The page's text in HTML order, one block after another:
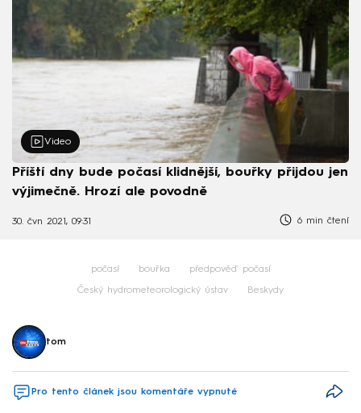
Video
Příští dny bude počasí klidnější, bouřky přijdou jen
výjimečně. Hrozí ale povodně
30. čvn 2021, 09:31 6 min čtení
počasí bouřka předpověď počasí
Český hydrometeorologický ústav Beskydy
tom
Pro tento článek jsou komentáře vypnuté